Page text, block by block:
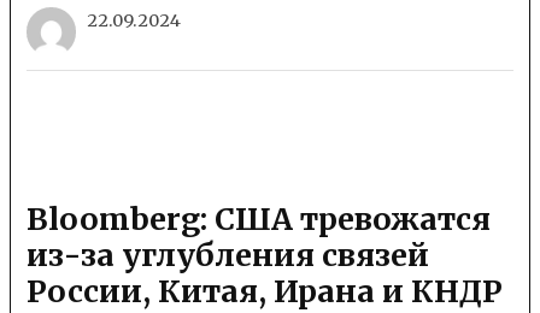
22.09.2024
Bloomberg: США тревожатся
из-за углубления связей
России, Китая, Ирана и КНДР